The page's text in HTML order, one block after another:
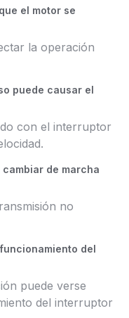
el motor se
la operación
puede causar el
con el interruptor
de marcha
no
del
puede verse
del interruptor